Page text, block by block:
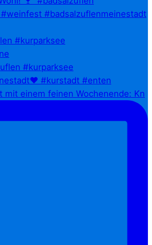
#kurparksee
mit einem feinen Wochenende: Kn